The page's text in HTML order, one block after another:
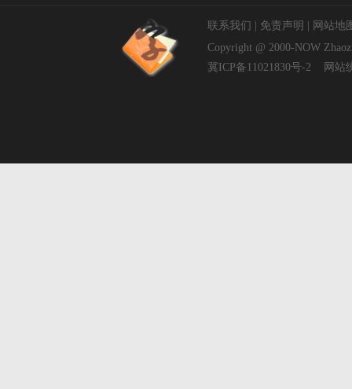
联系我们 免责声明
网站地
Copyright @ 2000-NOW
冀ICP备11021830号-2
网站